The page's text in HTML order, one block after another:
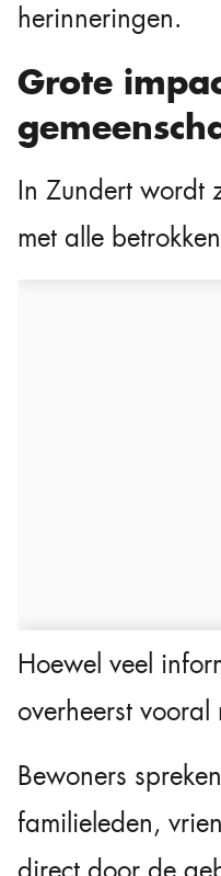
herinneringen.
Grote
In Zundert wordt
met alle
Hoewel veel
overheerst vooral
Bewoners
familieleden,